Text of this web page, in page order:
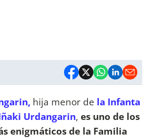
hija menor de la Infanta
Urdangarin, es uno de los
enigmáticos de la Familia